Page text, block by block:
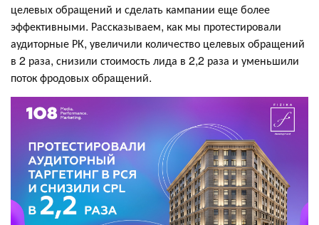
целевых обращений и сделать кампании еще более
эффективными. Рассказываем, как мы протестировали
аудиторные РК, увеличили количество целевых обращений
в 2 раза, снизили стоимость лида в 2,2 раза и уменьшили
поток фродовых обращений.